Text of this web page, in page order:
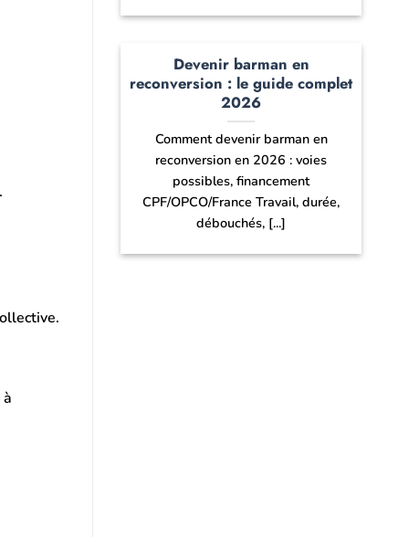
Devenir barman en
reconversion : le guide complet
2026
Comment devenir barman en
reconversion en 2026 : voies
possibles, financement
CPF/OPCO/France Travail, durée,
débouchés, [...]